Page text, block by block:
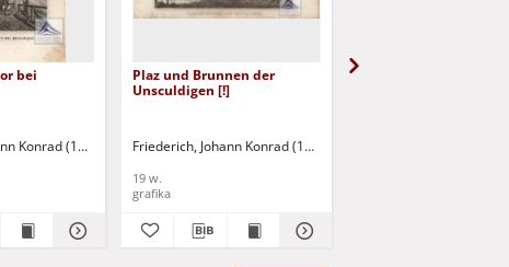
bei
Konrad (1789-1858)
Plaz und Brunnen der
Unsculdigen [!]
Friederich, Johann Konrad (1789-1858)
19 w.
grafika